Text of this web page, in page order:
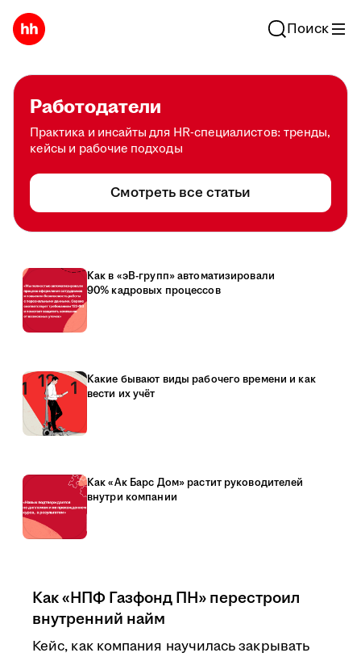
Поиск
Работодатели
Практика и инсайты для HR-специалистов: тренды,
кейсы и рабочие подходы
Смотреть все статьи
Как в «эВ-групп» автоматизировали
90% кадровых процессов
Какие бывают виды рабочего времени и как
вести их учёт
Как «Ак Барс Дом» растит руководителей
внутри компании
Как «НПФ Газфонд ПН» перестроил
внутренний найм
Кейс, как компания научилась закрывать